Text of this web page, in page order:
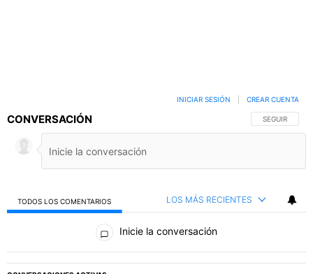
CONVERSACIÓN SIGA ESTA
SEGUIR
INICIAR SESIÓN CREAR CUENTA
TODOS LOS COMENTARIOS LOS MÁS RECIENTES
Todos los comentarios
Inicie la conversación